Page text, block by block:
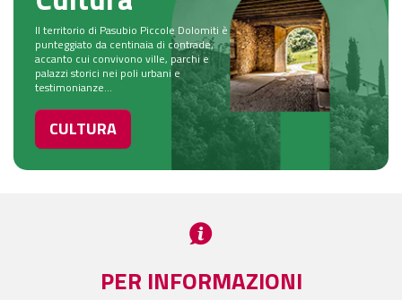
Il territorio di Pasubio Piccole Dolomiti è
punteggiato da centinaia di contrade,
accanto cui convivono ville, parchi e
palazzi storici nei poli urbani e
testimonianze...
CULTURA
PER INFORMAZIONI